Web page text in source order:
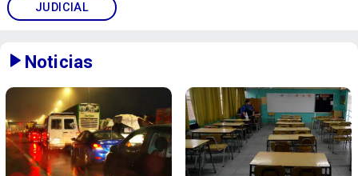
JUDICIAL
Noticias